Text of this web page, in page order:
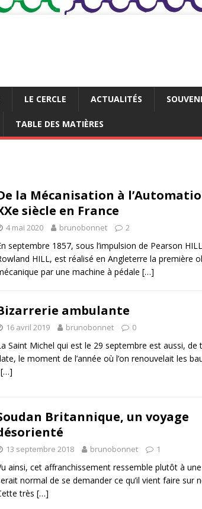
LE CERCLE ACTUALITÉS
TABLE DES MATIÈRES
la Mécanisation à
siècle en France
4 mai 2020 brunobonnet 2
septembre 1857, sous l’impulsion de Pearson
HILL, est réalisé en Angleterre la première
par une machine à pédale […]
ambulante
16 avril 2019 brunobonnet 0
Saint Michel qui est le 29 septembre est aussi, de
le moment de l’année où l’on renouvelait les
[…]
Britannique, un voyage
13 septembre 2018 brunobonnet 1
ainsi, cet affranchissement ressemble plutôt à
normal de se demander ce qu’il vient faire sur
très […]